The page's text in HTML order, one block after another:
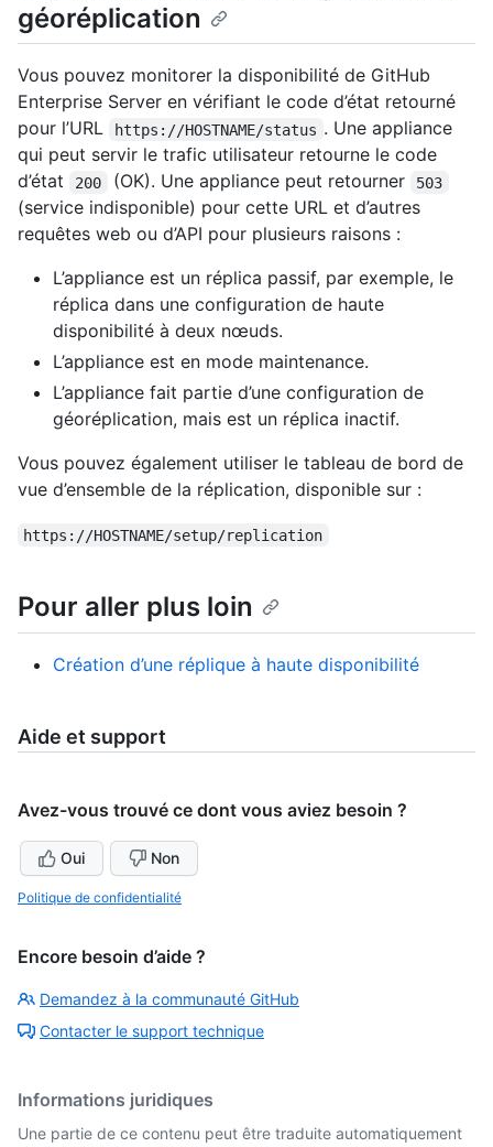
géoréplication
Vous pouvez monitorer la disponibilité de GitHub
Enterprise Server en vérifiant le code d’état retourné
pour l’URL
https://HOSTNAME/status . Une appliance
qui peut servir le trafic utilisateur retourne le code
d’état
200 (OK). Une appliance peut retourner 503
(service indisponible) pour cette URL et d’autres
requêtes web ou d’API pour plusieurs raisons :
L’appliance est un réplica passif, par exemple, le
réplica dans une configuration de haute
disponibilité à deux nœuds.
L’appliance est en mode maintenance.
L’appliance fait partie d’une configuration de
géoréplication, mais est un réplica inactif.
Vous pouvez également utiliser le tableau de bord de
vue d’ensemble de la réplication, disponible sur :
https://HOSTNAME/setup/replication
Pour aller plus loin
Création d’une réplique à haute disponibilité
Aide et support
Avez-vous trouvé ce dont vous aviez besoin ?
Oui Non
Politique de confidentialité
Encore besoin d’aide ?
Demandez à la communauté GitHub
Contacter le support technique
Informations juridiques
Une partie de ce contenu peut être traduite automatiquement